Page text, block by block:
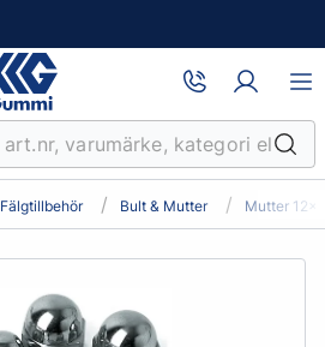
Fälgtillbehör Bult & Mutter Mutter